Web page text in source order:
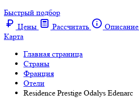
Быстрый подбор
Цены
Рассчитать Описание
Карта
Главная страница
Cтраны
Франция
Отели
Residence Prestige Odalys Edenarc